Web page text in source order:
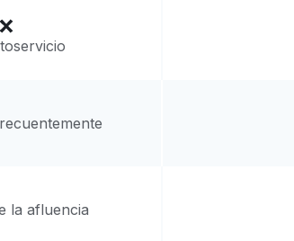
la afluencia